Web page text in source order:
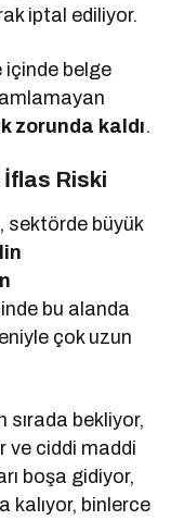
iptal ediliyor.
içinde belge
zorunda kaldı.
İflas Riski
sektörde büyük
bu alanda
çok uzun
sırada bekliyor,
ve ciddi maddi
boşa gidiyor,
kalıyor, binlerce